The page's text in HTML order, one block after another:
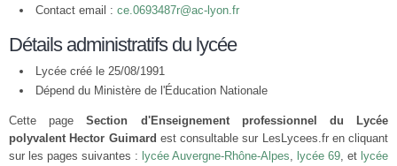
Contact email : ce.0693487r@ac-lyon.fr
Détails administratifs du lycée
Lycée créé le 25/08/1991
Dépend du Ministère de l'Éducation Nationale
Cette pageSection d'Enseignement professionnel du Lycée
polyvalent Hector Guimard est consultable sur LesLycees.fr en cliquant
sur les pages suivantes : lycée Auvergne-Rhône-Alpes, lycée 69, et lycée